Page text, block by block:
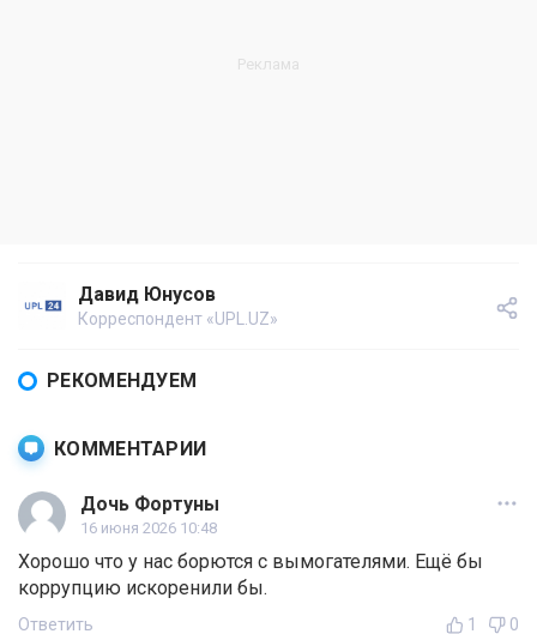
Давид Юнусов
Корреспондент «UPL.UZ»
РЕКОМЕНДУЕМ
КОММЕНТАРИИ
Дочь Фортуны
16 июня 2026 10:48
Хорошо что у нас борются с вымогателями. Ещё бы
коррупцию искоренили бы.
Ответить 1 0